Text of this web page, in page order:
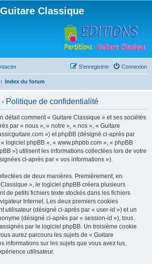
Guitare Classique
Connexion
S’enregistrer
Index du forum
Politique de confidentialité
détail comment « Guitare Classique » et ses sociétés
par « nous », « notre », « nos », « Guitare
») et phpBB (désigné ci-après par
logiciel phpBB », « www.phpbb.com », « phpBB
») utilisent les informations collectées lors de votre
ci-après par « vos informations »).
de deux manières. Premièrement, en
», le logiciel phpBB créera plusieurs
de petits fichiers texte stockés dans les fichiers
Internet. Les deux premiers cookies
utilisateur (désigné ci-après par « user-id ») et un
(désigné ci-après par « session-id »), tous
par le logiciel phpBB. Un troisième cookie
aurez parcouru les sujets de « Guitare
informations sur les sujets que vous avez lus,
utilisateur.